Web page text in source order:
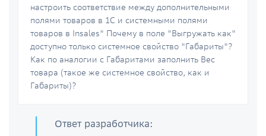
настроить соответствие между дополнительными
полями товаров в 1С и системными полями
товаров в Insales" Почему в поле "Выгружать как"
доступно только системное свойство "Габариты"?
Как по аналогии с Габаритами заполнить Вес
товара (такое же системное свойство, как и
Габариты)?
Ответ разработчика: